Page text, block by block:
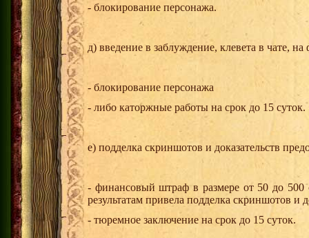
- блокирование персонажа.
д) введение в заблуждение, клевета в чате,
- блокирование персонажа
- либо каторжные работы на срок до 15 суток.
е) подделка скриншотов и доказательств
- финансовый штраф в размере от 50 до 500
результатам привела подделка скриншотов и
- тюремное заключение на срок до 15 суток.